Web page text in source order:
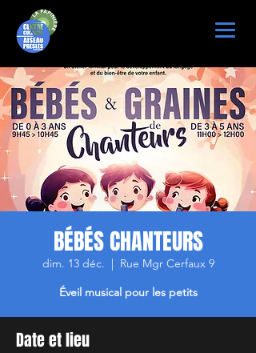
BÉBÉS CHANTEURS
dim. 13 déc.
  |
Rue Mgr Cerfaux 9
Éveil musical pour les petits
Date et lieu